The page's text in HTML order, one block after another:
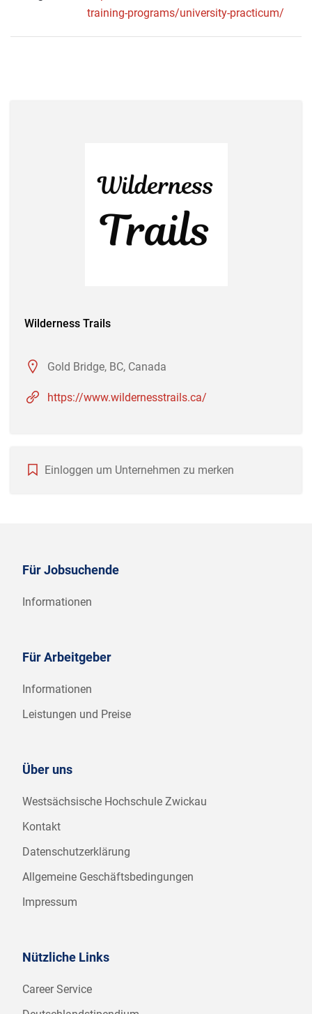
training-programs/university-practicum/
Wilderness Trails
Gold Bridge, BC, Canada
https://www.wildernesstrails.ca/
Einloggen um Unternehmen zu merken
Für Jobsuchende
Informationen
Für Arbeitgeber
Informationen
Leistungen und Preise
Über uns
Westsächsische Hochschule Zwickau
Kontakt
Datenschutzerklärung
Allgemeine Geschäftsbedingungen
Impressum
Nützliche Links
Career Service